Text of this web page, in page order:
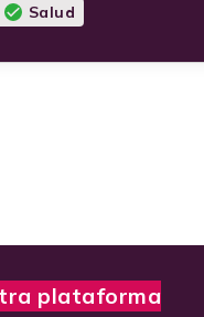
Salud
plataforma